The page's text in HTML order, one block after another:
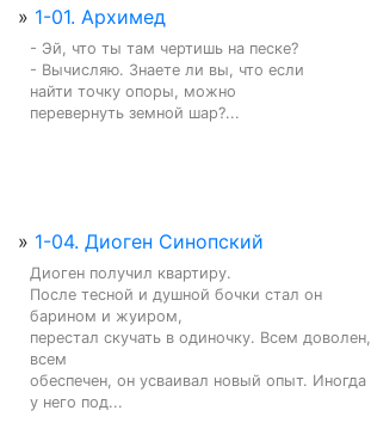
» 1-01. Архимед
- Эй, что ты там чертишь на песке?
- Вычисляю. Знаете ли вы, что если
найти точку опоры, можно
перевернуть земной шар?...
» 1-04. Диоген Синопский
Диоген получил квартиру.
После тесной и душной бочки стал он
барином и жуиром,
перестал скучать в одиночку. Всем доволен,
всем
обеспечен, он усваивал новый опыт. Иногда
у него под...